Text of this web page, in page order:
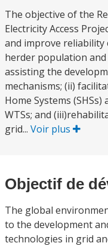
The objective of the
Electricity Access
and improve reliability
herder population
assisting the
mechanisms; (ii)
Home Systems
WTSs; and
grid... Voir plus
Objectif de
The global
to the development
technologies in grid